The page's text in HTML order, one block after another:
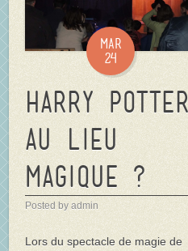
Mar
24
Harry POTTER
au Lieu
Magique ?
Posted by admin
Lors du spectacle de magie de